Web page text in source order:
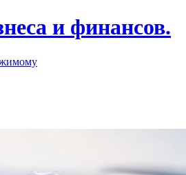
и финансов.